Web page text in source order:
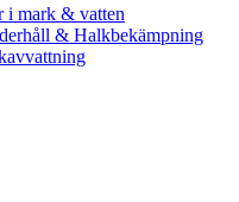
i mark & vatten
& Halkbekämpning